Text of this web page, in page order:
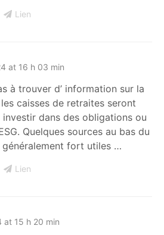
Lien
at 16 h 03 min
à trouver d’ information sur la
caisses de retraites seront
investir dans des obligations ou
Quelques sources au bas du
généralement fort utiles …
Lien
at 15 h 20 min